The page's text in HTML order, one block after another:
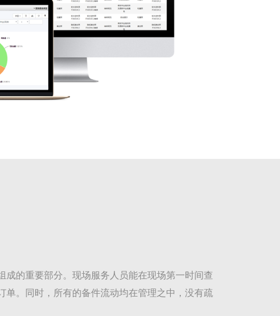
成的重要部分。现场服务人员能在现场第一时间查
单。同时，所有的备件流动均在管理之中，没有疏